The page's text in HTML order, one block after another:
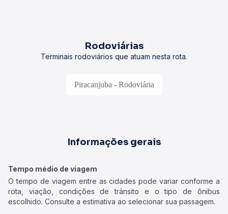
Rodoviárias
Terminais rodoviários que atuam nesta rota.
Piracanjuba - Rodoviária
Informações gerais
Tempo médio de viagem
O tempo de viagem entre as cidades pode variar conforme a
rota, viação, condições de trânsito e o tipo de ônibus
escolhido. Consulte a estimativa ao selecionar sua passagem.